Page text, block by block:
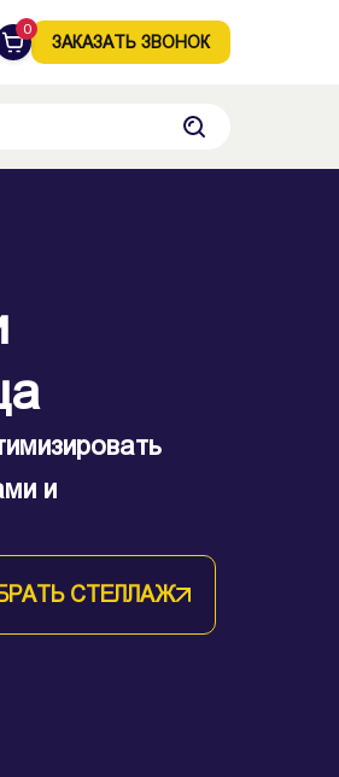
0
ЗАКАЗАТЬ ЗВОНОК
и
СТЕЛЛАЖ